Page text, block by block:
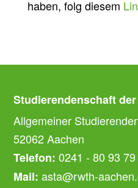
haben, folg diesem
Studierendenschaft
Allgemeiner
52062 Aachen
Telefon: 0241 - 80 93
Mail: asta@rwth-